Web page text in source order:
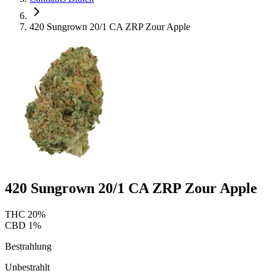
420 Sungrown 20/1 CA ZRP Zour Apple
420 Sungrown 20/1 CA ZRP Zour Apple
THC 20%
CBD 1%
Bestrahlung
Unbestrahlt